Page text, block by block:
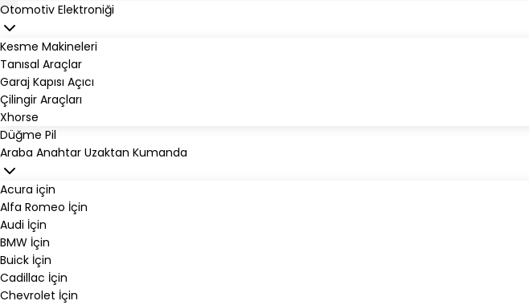
Otomotiv Elektroniği
Kesme Makineleri
Tanısal Araçlar
Garaj Kapısı Açıcı
Çilingir Araçları
Xhorse
Düğme Pil
Araba Anahtar Uzaktan Kumanda
Acura için
Alfa Romeo İçin
Audi İçin
BMW İçin
Buick İçin
Cadillac İçin
Chevrolet İçin